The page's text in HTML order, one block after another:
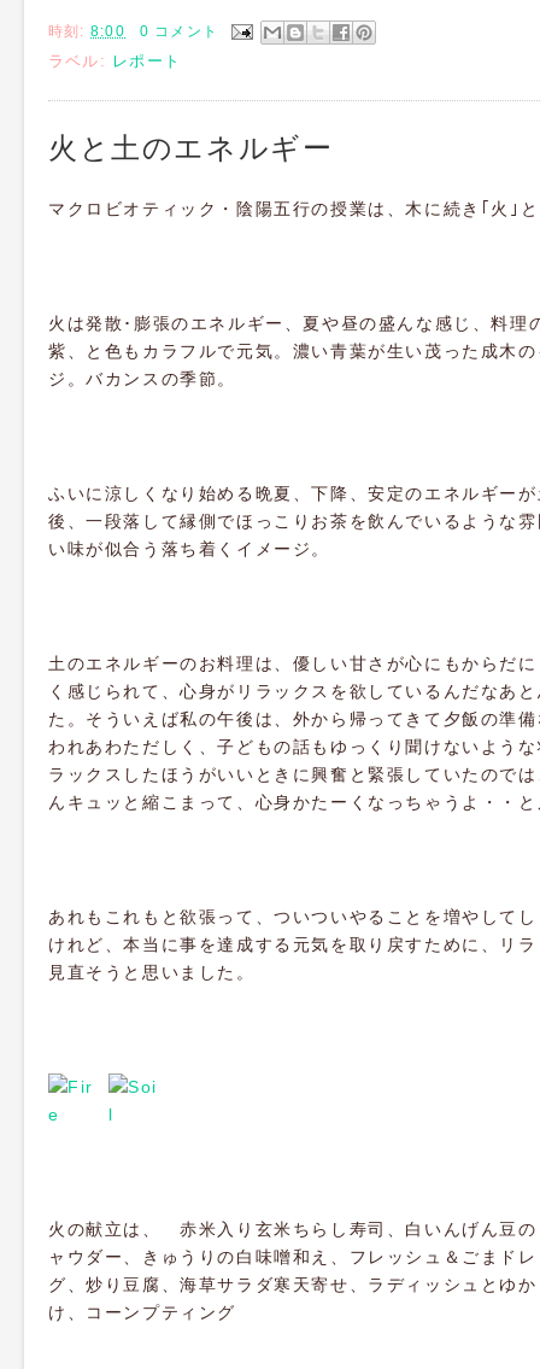
時刻: 8:00 0 コメント
ラベル: レポート
火と土のエネルギー
マクロビオティック・陰陽五行の授業は、木に続き｢火｣
火は発散･膨張のエネルギー、夏や昼の盛んな感じ、料理
紫、と色もカラフルで元気。濃い青葉が生い茂った成木
ジ。バカンスの季節。
ふいに涼しくなり始める晩夏、下降、安定のエネルギー
後、一段落して縁側でほっこりお茶を飲んでいるような
い味が似合う落ち着くイメージ。
土のエネルギーのお料理は、優しい甘さが心にもからだ
く感じられて、心身がリラックスを欲しているんだなあ
た。そういえば私の午後は、外から帰ってきて夕飯の準
われあわただしく、子どもの話もゆっくり聞けないよう
ラックスしたほうがいいときに興奮と緊張していたので
んキュッと縮こまって、心身かたーくなっちゃうよ・・
あれもこれもと欲張って、ついついやることを増やして
けれど、本当に事を達成する元気を取り戻すために、リ
見直そうと思いました。
火の献立は、 赤米入り玄米ちらし寿司、白いんげん豆の
ャウダー、きゅうりの白味噌和え、フレッシュ＆ごまド
グ、炒り豆腐、海草サラダ寒天寄せ、ラディッシュとゆ
け、コーンプティング